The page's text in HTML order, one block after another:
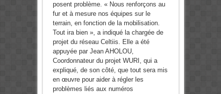
posent problème. « Nous renforçons au
fur et à mesure nos équipes sur le
terrain, en fonction de la mobilisation.
Tout ira bien », a indiqué la chargée de
projet du réseau Celtiis. Elle a été
appuyée par Jean AHOLOU,
Coordonnateur du projet WURI, qui a
expliqué, de son côté, que tout sera mis
en œuvre pour aider à régler les
problèmes liés aux numéros